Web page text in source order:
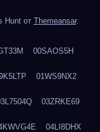
Hunt от Themeansar.
00SAOS5H
01WS9NX2
03ZRKE69
04LI8DHX